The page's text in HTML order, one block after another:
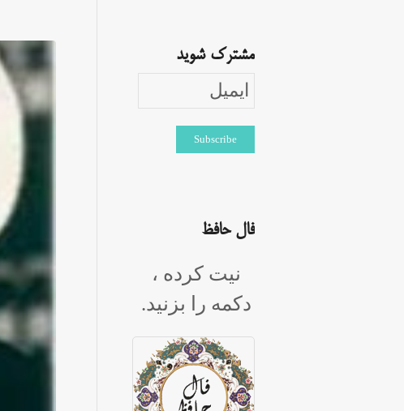
مشترک شوید
فال حافظ
نیت کرده ،
دکمه را بزنید.